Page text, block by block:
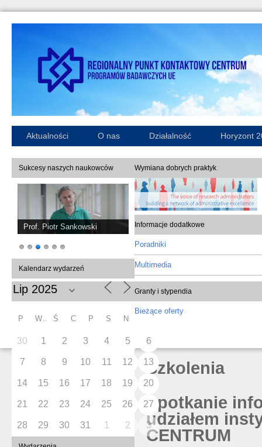
Aktualności O nas Działalność Horyzont
Sukcesy naszych naukowców
Prof. Piotr Sankowski
Kalendarz wydarzeń
P Ś C P S N
30 1 2 3 4 5 6
7 8 9 10 11 12 13
14 15 16 17 18 19 20
21 22 23 24 25 26 27
28 29 30 31 1 2 3
Wymiana dobrych praktyk
Informacje dodatkowe
Poradniki
Multimedia
Granty i stypendia
Bieżące oferty
Szkolenia
Spotkanie
udziałem
CENTRUM